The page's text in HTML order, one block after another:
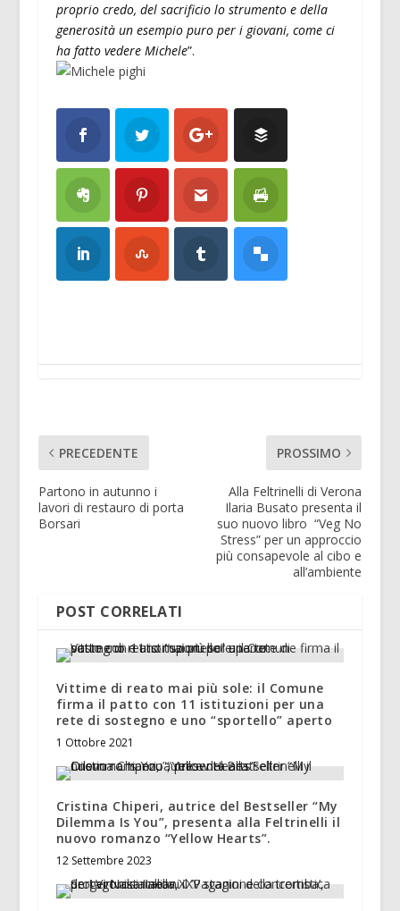
proprio credo, del sacrificio lo strumento e della
generosità un esempio puro per i giovani, come ci
ha fatto vedere Michele”.
PRECEDENTE
Partono in autunno i
lavori di restauro di porta
Borsari
PROSSIMO
Alla Feltrinelli di Verona
Ilaria Busato presenta il
suo nuovo libro “Veg No
Stress” per un approccio
più consapevole al cibo e
all’ambiente
POST CORRELATI
Vittime di reato mai più sole: il Comune
firma il patto con 11 istituzioni per una
rete di sostegno e uno “sportello” aperto
1 Ottobre 2021
Cristina Chiperi, autrice del Bestseller “My
Dilemma Is You”, presenta alla Feltrinelli il
nuovo romanzo “Yellow Hearts”.
12 Settembre 2023